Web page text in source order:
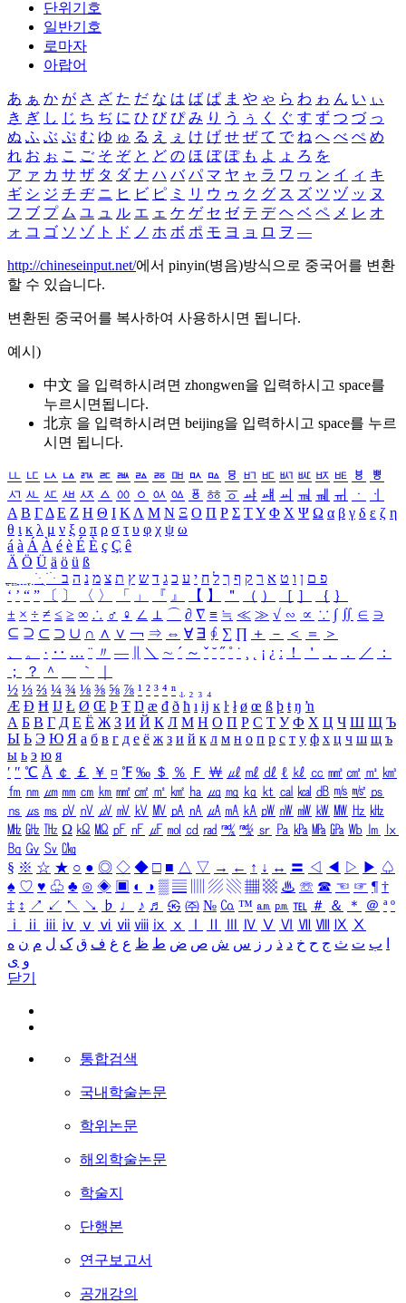
단위기호
일반기호
로마자
아랍어
あ ぁ か が さ ざ た だ な は ば ぱ ま や ゃ ら わ ゎ ん い ぃ
き ぎ し じ ち ぢ に ひ び ぴ み り う ぅ く ぐ す ず つ づ っ
ぬ ふ ぶ ぷ む ゆ ゅ る え ぇ け げ せ ぜ て で ね へ べ ぺ め
れ お ぉ こ ご そ ぞ と ど の ほ ぼ ぽ も よ ょ ろ を
ア ァ カ サ ザ タ ダ ナ ハ バ パ マ ヤ ャ ラ ワ ヮ ン イ ィ キ
ギ シ ジ チ ヂ ニ ヒ ビ ピ ミ リ ウ ゥ ク グ ス ズ ツ ヅ ッ ヌ
フ ブ プ ム ユ ュ ル エ ェ ケ ゲ セ ゼ テ デ ヘ ベ ペ メ レ オ
ォ コ ゴ ソ ゾ ト ド ノ ホ ボ ポ モ ヨ ョ ロ ヲ ―
http://chineseinput.net/에서 pinyin(병음)방식으로 중국어를 변환
할 수 있습니다.
변환된 중국어를 복사하여 사용하시면 됩니다.
예시)
中文 을 입력하시려면 zhongwen을 입력하시고 space를
누르시면됩니다.
北京 을 입력하시려면 beijing을 입력하시고 space를 누르
시면 됩니다.
ㅥ ㅦ ㅧ ㅨ ㅩ ㅪ ㅫ ㅬ ㅭ ㅮ ㅯ ㅰ ㅱ ㅲ ㅳ ㅴ ㅵ ㅶ ㅷ ㅸ
ㅹ
ㅺ ㅻ ㅼ ㅽ ㅾ ㅿ ㆀ ㆁ ㆂ ㆃ ㆄ ㆅ ㆆ ㆇ ㆈ ㆉ ㆊ ㆋ ㆌ ㆍ
ㆎ
Α Β ΓΔ Ε Ζ Η Θ Ι ΚΛ Μ Ν Ξ Ο Π Ρ Σ ΤΥ Φ Χ Ψ Ω α β γ δ ε ζ η
θ ι κ λ μ ν ξ ο π ρ σ τ υ φ χ ψ ω
á à Á À é è É È ç Ç ê
Ä Ö Ü ä ö ü ß
ִֶֹ ֻּ ׁׂ פ ם ן ו ט א ר ק ף ך ל ח י ע כ ג ד ש ץ ת צ מ נ ה ב
‘ ’ “ ” 〔 〕 〈 〉 「 」 『 』 【 】 ＂ （ ） ［ ］ ｛ ｝
± × ÷ ≠ ≤ ≥ ∞ ∴ ♂ ♀ ∠ ⊥ ⌒ ∂ ∇ ≡ ≒ ≪ ≫ √ ∽ ∝ ∵ ∫ ∬ ∈ ∋
⊆ ⊇ ⊂ ⊃ ∪ ∩ ∧ ∨ ￢ ⇒ ⇔ ∀ ∃ ∮ ∑ ∏ ＋ － ＜ ＝
＞
、
。 · ‥ … ¨ 〃 ― ＼ ∼ ´ ～ ˇ ˘ ˝ ˚ ˙ ¸ ¡ ¿ ː ！ ＇ ， ． ／
：
；
？ ＾ ｀
½ ⅓ ⅔ ¼ ¾ ⅛ ⅜ ⅝ ⅞ ¹ ² ³ ⁴ ⁿ ₁ ₂ ₃ ₄
Æ Ð Ħ Ĳ Ł Ø Œ Þ Ŧ Ŋ æ đ ð ħ ı ĳ ĸ ŀ ł ø œ ß þ ŧ ŋ ŉ
А Б В Г Д Е Ё Ж З И Й К Л М Н О П Р С Т У Ф Х Ц Ч Ш Щ Ъ
Ы Ь Э Ю Я а б в г д е ё ж з и й к л м н о п р с т у ф х ц ч ш щ ъ
ы ь э ю я
′ ″ ℃ Å ￠ ￡ ￥ ¤ ℉ ‰ ＄ ％ Ｆ ￦ ㎕ ㎖ ㎗ ℓ ㎘ ㏄ ㎣ ㎤ ㎥ ㎦
㎙ ㎚ ㎛ ㎜ ㎝ ㎞ ㎟ ㎠ ㎡ ㎢ ㏊ ㎍ ㎎ ㎏ ㏏ ㎈ ㎉ ㏈ ㎧ ㎨ ㎰
㎱ ㎲ ㎳ ㎴ ㎵ ㎶ ㎷ ㎸ ㎹ ㎀ ㎁ ㎂ ㎃ ㎄ ㎺ ㎻ ㎽ ㎾ ㎿ ㎐ ㎑
㎒ ㎓ ㎔ Ω ㏀ ㏁ ㎊ ㎋ ㎌ ㏖ ㏅ ㎭ ㎮ ㎯ ㏛ ㎩ ㎪ ㎫ ㎬ ㏝ ㏐
㏓
㏃ ㏉ ㏜ ㏆
§ ※ ☆ ★ ○ ● ◎ ◇ ◆ □ ■ △ ▽ → ← ↑ ↓ ↔ 〓 ◁ ◀ ▷ ▶ ♤
♠ ♡ ♥ ♧ ♣ ⊙ ◈ ▣ ◐ ◑ ▒ ▤ ▨ ▧ ▦ ▩ ♨ ☏ ☎ ☜ ☞ ¶ †
‡ ↕ ↗ ↙ ↖ ↘ ♭ ♩ ♪ ♬ ㉿ ㈜ № ㏇ ™ ㏂ ㏘ ℡ ＃ ＆ ＊ ＠ ª º
ⅰ
ⅱ ⅲ ⅳ ⅴ ⅵ ⅶ ⅷ ⅸ ⅹ Ⅳ Ⅴ Ⅵ Ⅶ Ⅷ Ⅸ Ⅹ
ب ت ث ج ح خ د ذ ر ز س ش ص ض ط ظ ع غ ف ق ک ل م ن ه
و ی
닫기
통합검색
국내학술논문
학위논문
해외학술논문
학술지
단행본
연구보고서
공개강의